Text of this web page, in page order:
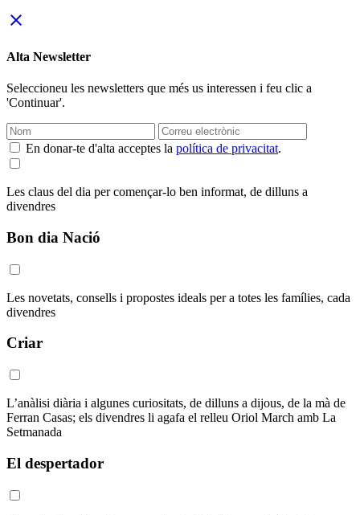
close
Alta Newsletter
Seleccioneu les newsletters que més us interessen i feu clic a
'Continuar'.
En donar-te d'alta acceptes la política de privacitat.
Les claus del dia per començar-lo ben informat, de dilluns a
divendres
Bon dia Nació
Les novetats, consells i propostes ideals per a totes les famílies, cada
divendres
Criar
L’anàlisi diària i algunes curiositats, de dilluns a dijous, de la mà de
Ferran Casas; els divendres li agafa el relleu Oriol March amb La
Setmanada
El despertador